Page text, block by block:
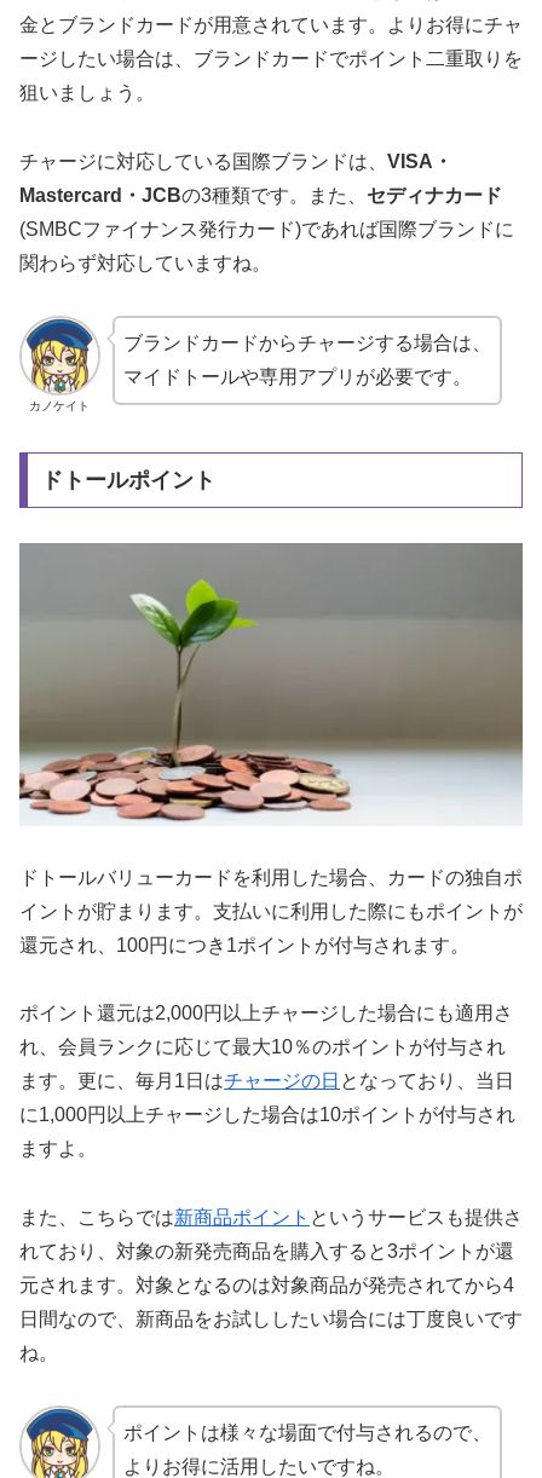
金とブランドカードが用意されています。よりお得にチャ
ージしたい場合は、ブランドカードでポイント二重取りを
狙いましょう。
チャージに対応している国際ブランドは、 VISA・
Mastercard・JCBの3種類です。また、 セディナカード
(SMBCファイナンス発行カード)であれば国際ブランドに
関わらず対応していますね。
カノケイト
ブランドカードからチャージする場合は、
マイドトールや専用アプリが必要です。
ドトールポイント
ドトールバリューカードを利用した場合、カードの独自ポ
イントが貯まります。支払いに利用した際にもポイントが
還元され、100円につき1ポイントが付与されます。
ポイント還元は2,000円以上チャージした場合にも適用さ
れ、会員ランクに応じて最大10％のポイントが付与され
ます。更に、毎月1日はチャージの日 となっており、当日
に1,000円以上チャージした場合は10ポイントが付与され
ますよ。
また、こちらでは新商品ポイント というサービスも提供さ
れており、対象の新発売商品を購入すると3ポイントが還
元されます。対象となるのは対象商品が発売されてから4
日間なので、新商品をお試ししたい場合には丁度良いです
ね。
ポイントは様々な場面で付与されるので、
よりお得に活用したいですね。